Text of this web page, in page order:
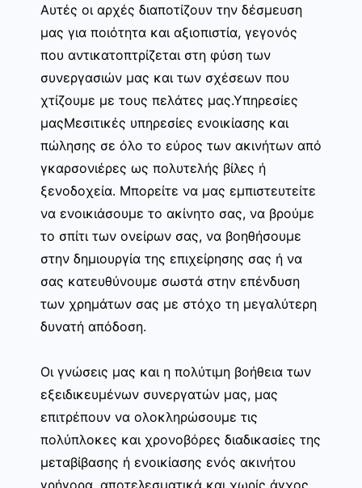
Αυτές οι αρχές διαποτίζουν την δέσμευση
μας για ποιότητα και αξιοπιστία, γεγονός
που αντικατοπτρίζεται στη φύση των
συνεργασιών μας και των σχέσεων που
χτίζουμε με τους πελάτες μας.Υπηρεσίες
μαςΜεσιτικές υπηρεσίες ενοικίασης και
πώλησης σε όλο το εύρος των ακινήτων από
γκαρσονιέρες ως πολυτελής βίλες ή
ξενοδοχεία. Μπορείτε να μας εμπιστευτείτε
να ενοικιάσουμε το ακίνητο σας, να βρούμε
το σπίτι των ονείρων σας, να βοηθήσουμε
στην δημιουργία της επιχείρησης σας ή να
σας κατευθύνουμε σωστά στην επένδυση
των χρημάτων σας με στόχο τη μεγαλύτερη
δυνατή απόδοση.
Οι γνώσεις μας και η πολύτιμη βοήθεια των
εξειδικευμένων συνεργατών μας, μας
επιτρέπουν να ολοκληρώσουμε τις
πολύπλοκες και χρονοβόρες διαδικασίες της
μεταβίβασης ή ενοικίασης ενός ακινήτου
γρήγορα, αποτελεσματικά και χωρίς άγχος.